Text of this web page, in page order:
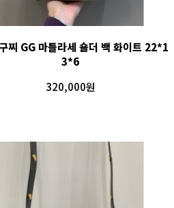
찌 GG 마틀라세 숄더 백 화이트 22*1
3*6
320,000원